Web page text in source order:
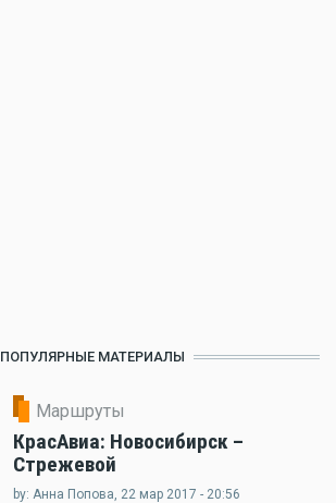
ПОПУЛЯРНЫЕ МАТЕРИАЛЫ
Маршруты
КрасАвиа: Новосибирск –
Стрежевой
by: Анна Попова, 22 мар 2017 - 20:56